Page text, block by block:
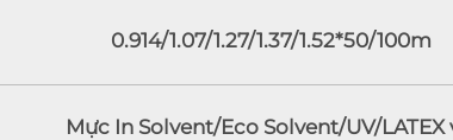
0.914/1.07/1.27/1.37/1.52*50/100m
Mực In Solvent/Eco Solvent/UV/LATEX